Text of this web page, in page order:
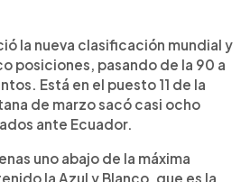
la nueva clasificación mundial y
posiciones, pasando de la 90 a
Está en el puesto 11 de la
de marzo sacó casi ocho
ante Ecuador.
uno abajo de la máxima
la Azul y Blanco, que es la